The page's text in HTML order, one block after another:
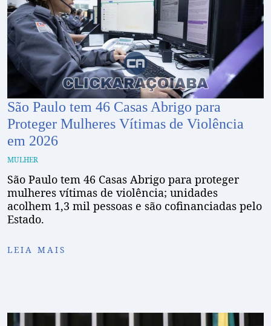
São Paulo tem 46 Casas Abrigo para
Proteger Mulheres Vítimas de Violência
em 2026
MULHER
São Paulo tem 46 Casas Abrigo para proteger
mulheres vítimas de violência; unidades
acolhem 1,3 mil pessoas e são cofinanciadas pelo
Estado.
LEIA MAIS